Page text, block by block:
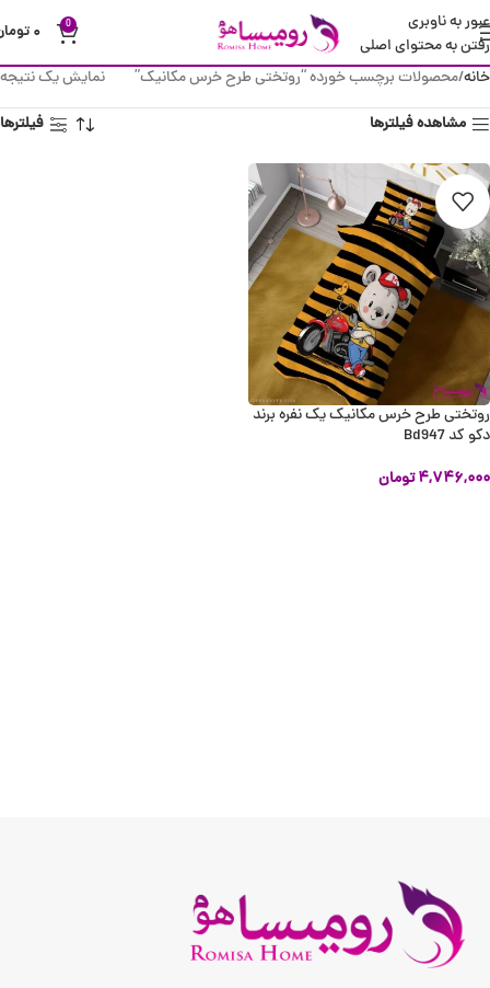
عبور به ناوبری
رفتن به محتوای اصلی
0 ۰
خانه محصولات برچسب خورده “روتختی طرح خرس مکانیک”
نمایش یک نتیجه
مشاهده فیلترها
فیلترها
روتختی طرح خرس مکانیک یک نفره برند
دکو کد Bd947
۴,۷۴۶,۰۰۰تومان